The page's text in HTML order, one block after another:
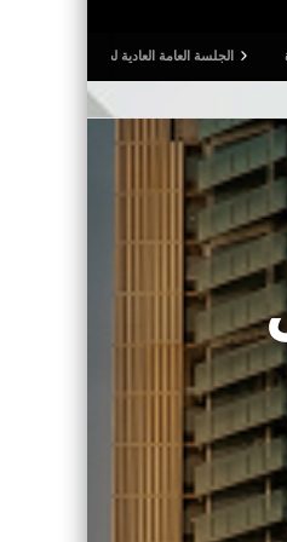
العادية لجامعة كرة القدم: المصادقة على